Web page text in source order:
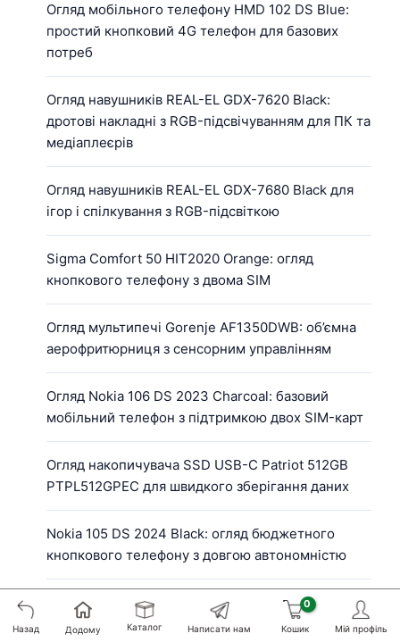
Огляд мобільного телефону HMD 102 DS Blue:
простий кнопковий 4G телефон для базових
потреб
Огляд навушників REAL-EL GDX-7620 Black:
дротові накладні з RGB-підсвічуванням для ПК та
медіаплеєрів
Огляд навушників REAL-EL GDX-7680 Black для
ігор і спілкування з RGB-підсвіткою
Sigma Comfort 50 HIT2020 Orange: огляд
кнопкового телефону з двома SIM
Огляд мультипечі Gorenje AF1350DWB: об’ємна
аерофритюрниця з сенсорним управлінням
Огляд Nokia 106 DS 2023 Charcoal: базовий
мобільний телефон з підтримкою двох SIM-карт
Огляд накопичувача SSD USB-C Patriot 512GB
PTPL512GPEC для швидкого зберігання даних
Nokia 105 DS 2024 Black: огляд бюджетного
кнопкового телефону з довгою автономністю
Огляд навушників Hator Hyperpunk 3 Hi-Res Black
(ESH01) для геймерів і мультимедіа
Назад Додому Каталог Написати нам Кошик Мій профіль